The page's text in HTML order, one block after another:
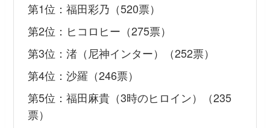
第1位：福田彩乃（520票）
第2位：ヒコロヒー（275票）
第3位：渚（尼神インター）（252票）
第4位：沙羅（246票）
第5位：福田麻貴（3時のヒロイン）（235
票）